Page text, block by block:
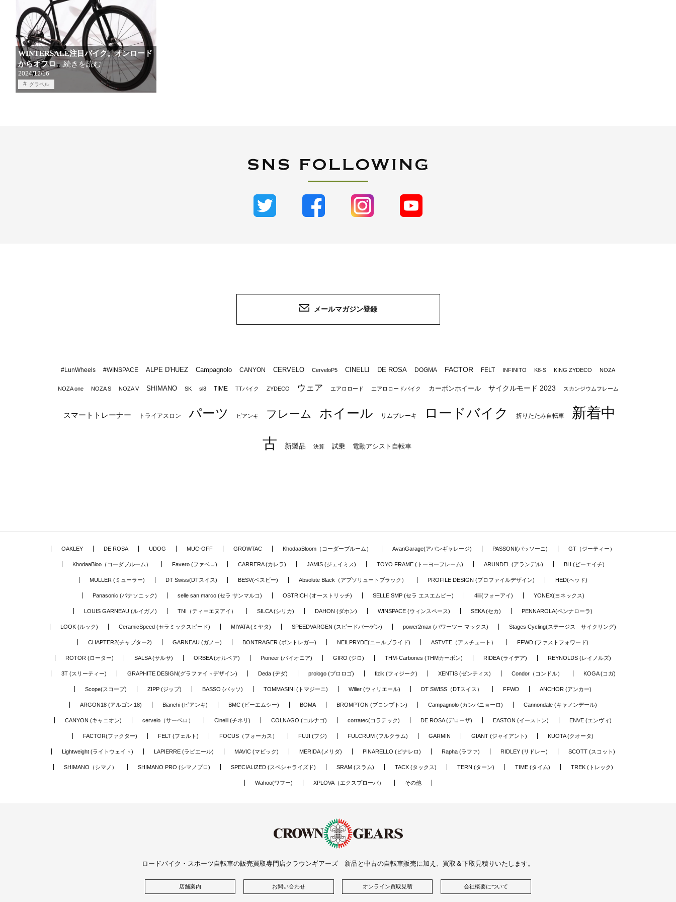
WINTERSALE注目バイク。オンロード
からオフロ…続きを読む
2024/12/16
グラベル
メールマガジン登録
#LunWheels #WINSPACE ALPE D'HUEZ Campagnolo CANYON CERVELO CerveloP5 CINELLI DE ROSA DOGMA FACTOR FELT INFINITO K8-S KING ZYDECO NOZA
NOZA one NOZA S NOZA V SHIMANO SK sl8 TIME TTバイク ZYDECO ウェア エアロロード エアロロードバイク カーボンホイール サイクルモード 2023 スカンジウムフレーム
スマートトレーナー トライアスロン パーツ ビアンキ フレーム ホイール リムブレーキ ロードバイク 折りたたみ自転車
新着中
古
新製品 決算 試乗 電動アシスト自転車
OAKLEY DE ROSA UDOG MUC-OFF GROWTAC KhodaaBloom（コーダーブルーム） AvanGarage(アバンギャレージ) PASSONI(パッソーニ) GT（ジーティー）
KhodaaBloo（コーダブルーム） Favero (ファベロ) CARRERA (カレラ) JAMIS (ジェイミス) TOYO FRAME (トーヨーフレーム) ARUNDEL (アランデル) BH (ビーエイチ)
MULLER (ミューラー) DT Swiss(DTスイス) BESV(ベスビー) Absolute Black（アブソリュートブラック） PROFILE DESIGN (プロファイルデザイン) HED(ヘッド)
Panasonic (パナソニック) selle san marco (セラ サンマルコ) OSTRICH (オーストリッチ) SELLE SMP (セラ エスエムピー) 4iiii(フォーアイ) YONEX(ヨネックス)
LOUIS GARNEAU (ルイガノ) TNI（ティーエヌアイ） SILCA (シリカ) DAHON (ダホン) WINSPACE (ウィンスペース) SEKA (セカ) PENNAROLA(ペンナローラ)
LOOK (ルック) CeramicSpeed (セラミックスピード) MIYATA (ミヤタ) SPEEDVARGEN (スピードバーゲン) power2max (パワーツー マックス) Stages Cycling(ステージス サイクリング)
CHAPTER2(チャプター2) GARNEAU (ガノー) BONTRAGER (ボントレガー) NEILPRYDE(ニールプライド) ASTVTE（アスチュート） FFWD (ファストフォワード)
ROTOR (ローター) SALSA (サルサ) ORBEA (オルベア) Pioneer (パイオニア) GIRO (ジロ) THM-Carbones (THMカーボン) RIDEA (ライデア) REYNOLDS (レイノルズ)
3T (スリーティー) GRAPHITE DESIGN(グラファイトデザイン) Deda (デダ) prologo (プロロゴ) fizik (フィジーク) XENTIS (ゼンティス) Condor（コンドル） KOGA (コガ)
Scope(スコープ) ZIPP (ジップ) BASSO (バッソ) TOMMASINI (トマジーニ) Wilier (ウィリエール) DT SWISS（DTスイス） FFWD ANCHOR (アンカー)
ARGON18 (アルゴン 18) Bianchi (ビアンキ) BMC (ビーエムシー) BOMA BROMPTON (ブロンプトン) Campagnolo (カンパニョーロ) Cannondale (キャノンデール)
CANYON (キャニオン) cervelo（サーベロ） Cinelli (チネリ) COLNAGO (コルナゴ) corratec(コラテック) DE ROSA (デローザ) EASTON (イーストン) ENVE (エンヴィ)
FACTOR(ファクター) FELT (フェルト) FOCUS（フォーカス） FUJI (フジ) FULCRUM (フルクラム) GARMIN GIANT (ジャイアント) KUOTA (クオータ)
Lightweight (ライトウェイト) LAPIERRE (ラピエール) MAVIC (マビック) MERIDA (メリダ) PINARELLO (ピナレロ) Rapha (ラファ) RIDLEY (リドレー) SCOTT (スコット)
SHIMANO（シマノ） SHIMANO PRO (シマノプロ) SPECIALIZED (スペシャライズド) SRAM (スラム) TACX (タックス) TERN (ターン) TIME (タイム) TREK (トレック)
Wahoo(ワフー) XPLOVA（エクスプローバ） その他
ロードバイク・スポーツ自転車の販売買取専門店クラウンギアーズ 新品と中古の自転車販売に加え、買取＆下取見積りいたします。
店舗案内 お問い合わせ オンライン買取見積 会社概要について